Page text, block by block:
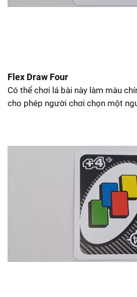
Flex Draw Four
Có thể chơi lá bài này làm màu
cho phép người chơi chọn một